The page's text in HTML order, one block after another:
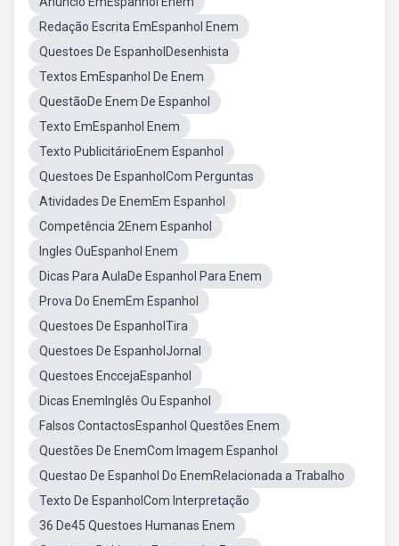
Redação Escrita EmEspanhol Enem
Questoes De EspanholDesenhista
Textos EmEspanhol De Enem
QuestãoDe Enem De Espanhol
Texto EmEspanhol Enem
Texto PublicitárioEnem Espanhol
Questoes De EspanholCom Perguntas
Atividades De EnemEm Espanhol
Competência 2Enem Espanhol
Ingles OuEspanhol Enem
Dicas Para AulaDe Espanhol Para Enem
Prova Do EnemEm Espanhol
Questoes De EspanholTira
Questoes De EspanholJornal
Questoes EnccejaEspanhol
Dicas EnemInglês Ou Espanhol
Falsos ContactosEspanhol Questões Enem
Questões De EnemCom Imagem Espanhol
Questao De Espanhol Do EnemRelacionada a Trabalho
Texto De EspanholCom Interpretação
36 De45 Questoes Humanas Enem